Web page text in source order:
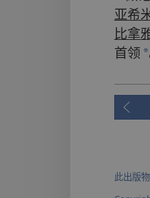
亚希
比拿
首领 *
此出版